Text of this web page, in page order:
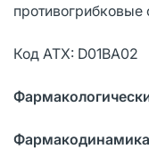
противогрибковые
Код АТХ: D01BA02
Фармакодинамика